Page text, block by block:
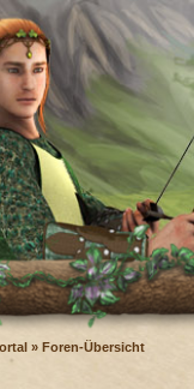
» Foren-Übersicht